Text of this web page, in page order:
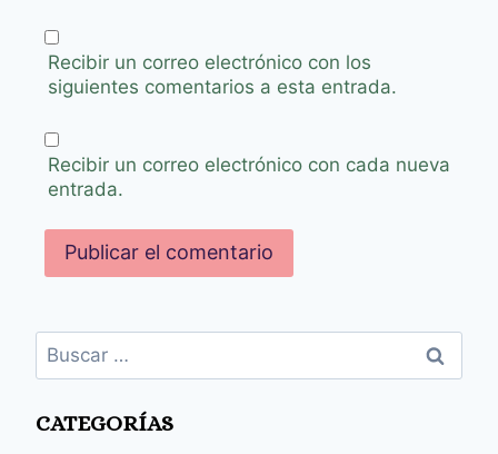
Recibir un correo electrónico con los
siguientes comentarios a esta entrada.
Recibir un correo electrónico con cada nueva
entrada.
CATEGORÍAS